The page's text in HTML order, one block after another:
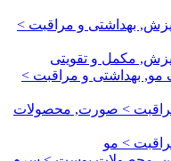
بهداشتی و مراقبت >
مکمل و تقویتی
بهداشتی و مراقبت >
> صورت, محصولات
> مو